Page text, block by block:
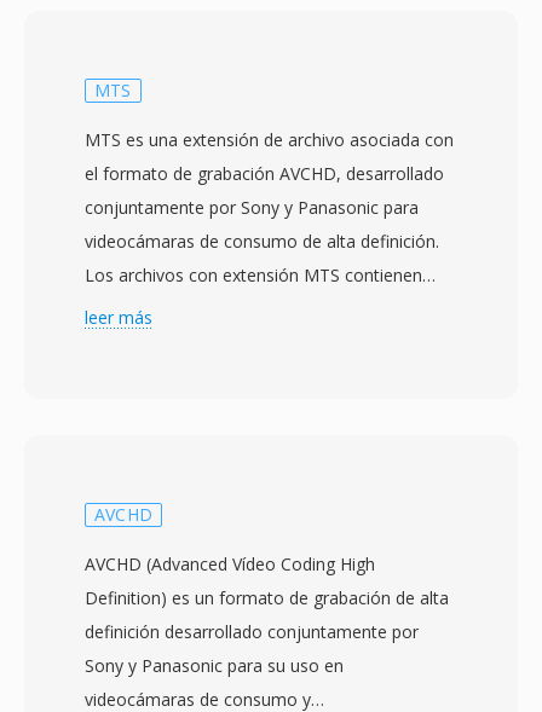
MTS
MTS es una extensión de archivo asociada con
el formato de grabación AVCHD, desarrollado
conjuntamente por Sony y Panasonic para
videocámaras de consumo de alta definición.
Los archivos con extensión MTS contienen
datos de flujo de transporte MPEG-2 qué
grabación, a diferencia de los archivos M2TS
de flujo de transporte en contextos de disco
Blu-ray. Las videocámaras de consumo y
semiprofesionales de Sony, Panasonic, Canon
y otros fabricantes escriben archivos MTS en
leer más
AVCHD
AVCHD (Advanced Vídeo Coding High
Definition) es un formato de grabación de alta
definición desarrollado conjuntamente por
Sony y Panasonic para su uso en
videocámaras de consumo y